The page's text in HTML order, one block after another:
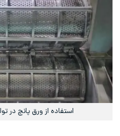
استفاده از ورق پانچ در